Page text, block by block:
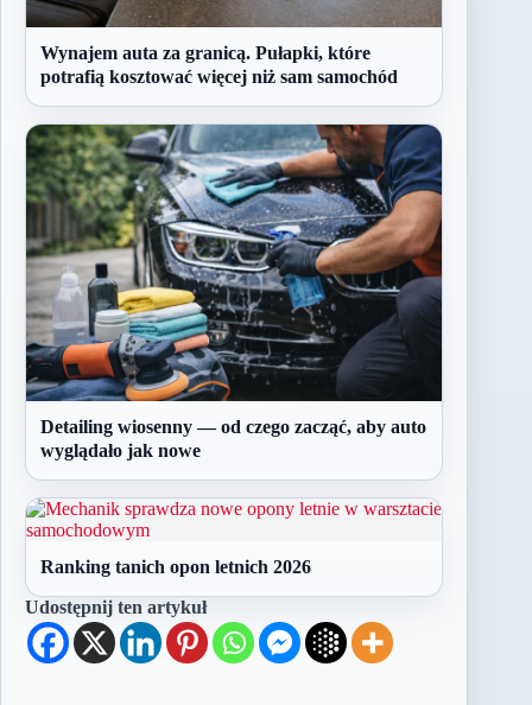
Wynajem auta za granicą. Pułapki, które
potrafią kosztować więcej niż sam samochód
Detailing wiosenny — od czego zacząć, aby auto
wyglądało jak nowe
Ranking tanich opon letnich 2026
Udostępnij ten artykuł